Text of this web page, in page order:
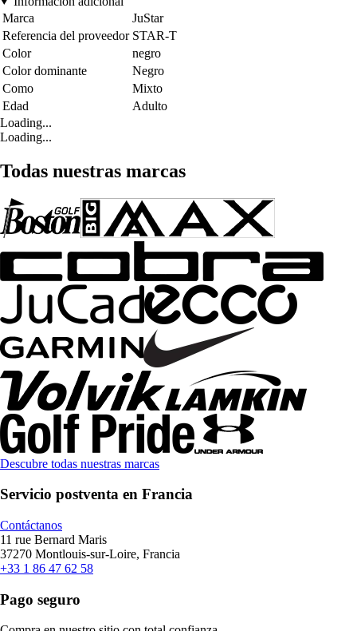
Marca
JuStar
Referencia del proveedor STAR-T
Color
negro
Color dominante
Negro
Como
Mixto
Edad
Adulto
Loading...
Loading...
Todas nuestras marcas
Descubre todas nuestras marcas
Servicio postventa en Francia
Contáctanos
11 rue Bernard Maris
37270 Montlouis-sur-Loire, Francia
+33 1 86 47 62 58
Pago seguro